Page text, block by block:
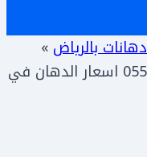
بالرياض »
معلم دهانات الرياض ت: 0551559180 اسعار الدهان في